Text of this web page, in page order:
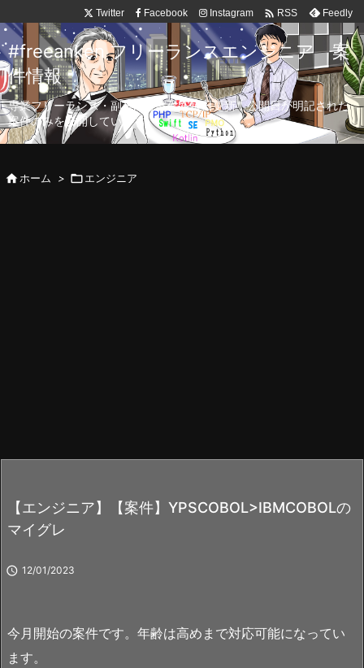
Twitter Facebook Instagram  RSS Feedly
#freeanken フリーランスエンジニア 案
件情報
専業フリーランス・副業向け案件を毎日更新！公開日が明記された
案件のみを公開しています。
ホーム > エンジニア
【エンジニア】【案件】YPSCOBOL>IBMCOBOLの
マイグレ
 12/01/2023
今月開始の案件です。年齢は高めまで対応可能になってい
ます。